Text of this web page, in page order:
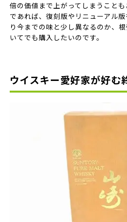
倍の価値まで上がってしまうこと
であれば、復刻版やリニューアル
り今までの味と少し異なるのか、
いてでも購入したいのです。
ウイスキー愛好家が好む